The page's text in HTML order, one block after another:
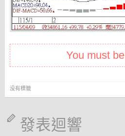
You must be
没有標籤
發表迴響